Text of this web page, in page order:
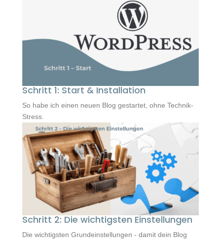
Schritt 1: Start & Installation
So habe ich einen neuen Blog gestartet, ohne Technik-
Stress.
Schritt 2: Die wichtigsten Einstellungen
Die wichtigsten Grundeinstellungen - damit dein Blog